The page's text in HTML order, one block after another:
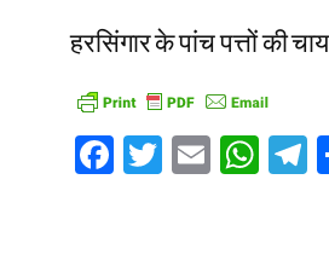
हरसिंगार के पांच पत्तों की
Facebook
Twitter
Email